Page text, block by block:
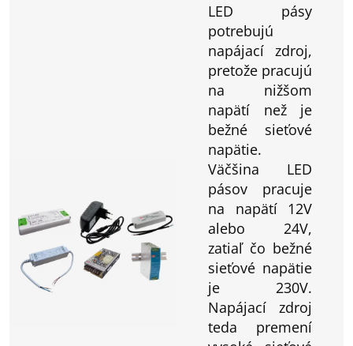
LED pásy
potrebujú
napájací zdroj,
pretože pracujú
na nižšom
napätí než je
bežné sieťové
napätie.
Väčšina LED
pásov pracuje
na napätí 12V
alebo 24V,
zatiaľ čo bežné
sieťové napätie
je 230V.
Napájací zdroj
teda premení